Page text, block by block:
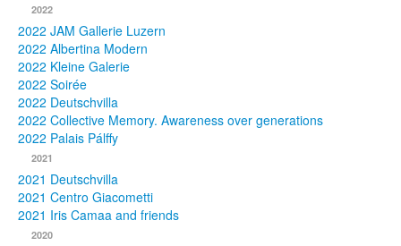
Publikationen
Texte
Sammlungen
2022
2022 JAM Gallerie Luzern
2022 Albertina Modern
2022 Kleine Galerie
2022 Soirée
2022 Deutschvilla
2022 Collective Memory. Awareness over generations
2022 Palais Pálffy
2021
2021 Deutschvilla
2021 Centro Giacometti
2021 Iris Camaa and friends
2020